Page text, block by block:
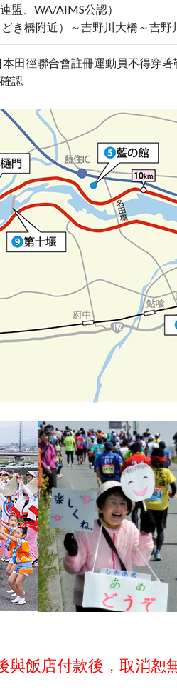
盟、WA/AIMS公認）
き橋附近）～吉野川大橋～吉
田徑聯合會註冊運動員不得穿
認
飯店付款後，取消